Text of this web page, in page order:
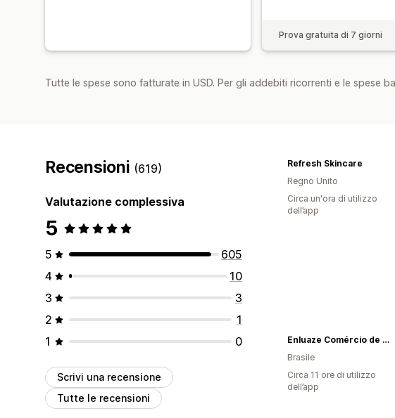
Prova gratuita di 7 giorni
Tutte le spese sono fatturate in USD. Per gli addebiti ricorrenti e le spese
Recensioni (619)
Valutazione complessiva
5
5
605
4
10
3
3
2
1
1
0
Scrivi una recensione
Tutte le recensioni
Refresh Skincare
Regno Unito
Circa un'ora di utilizzo
dell’app
Enluaze Comércio de Acessórios Ltda
Brasile
Circa 11 ore di utilizzo
dell’app